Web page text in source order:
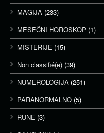
MAGIJA (233)
MESEČNI HOROSKOP (1)
MISTERIJE (15)
Non classifié(e) (39)
NUMEROLOGIJA (251)
PARANORMALNO (5)
RUNE (3)